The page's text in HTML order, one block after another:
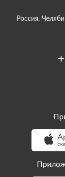
Россия,